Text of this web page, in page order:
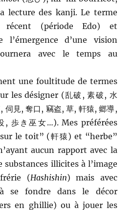
lecture des kanji. Le terme
(période Edo) et
l’émergence d’une vision
avec le temps au
une foultitude de termes
les désigner (乱破, 素破, 水
伺見, 奪口, 竊盗, 草, 軒猿, 郷導,
, 歩き巫女…). Mes préférées
le toit” (軒猿) et “herbe”
aucun rapport avec la
substances illicites à l’image
(Hashishin) mais avec
se fondre dans le décor
en ghillie) ou à jouer les